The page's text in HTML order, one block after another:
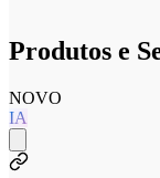
Produtos e
NOVO
IA